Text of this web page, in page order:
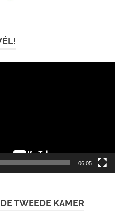
06:05
TWEEDE KAMER